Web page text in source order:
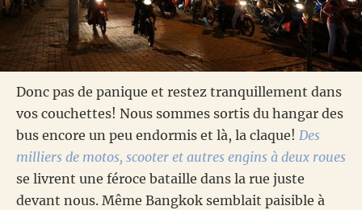
Donc pas de panique et restez tranquillement dans
vos couchettes! Nous sommes sortis du hangar des
bus encore un peu endormis et là, la claque! Des
milliers de motos, scooter et autres engins à deux roues
se livrent une féroce bataille dans la rue juste
devant nous. Même Bangkok semblait paisible à